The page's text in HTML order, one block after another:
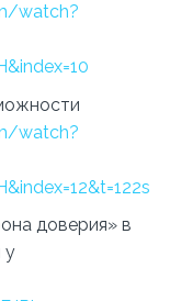
watch?
watch?
доверия» в
у